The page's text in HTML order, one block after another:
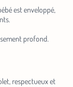
profond.